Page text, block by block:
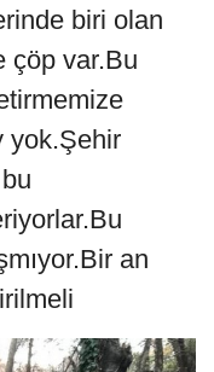
biri olan
çöp var.Bu
yok.Şehir
an